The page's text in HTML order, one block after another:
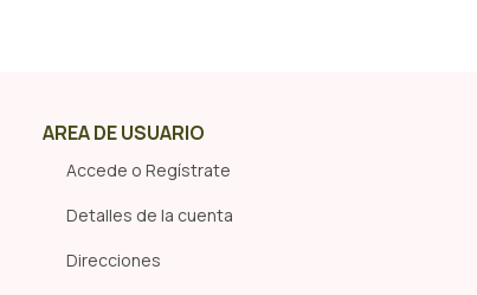
AREA DE USUARIO
Accede o Regístrate
Detalles de la cuenta
Direcciones